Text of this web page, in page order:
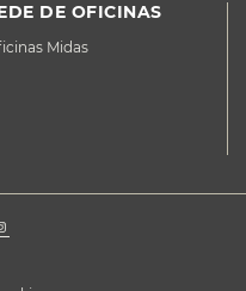
DE OFICINAS
Midas